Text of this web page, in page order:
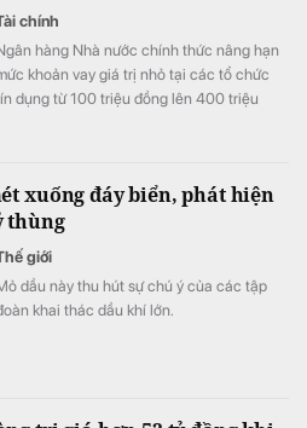
chính
hàng Nhà nước chính thức nâng hạn
khoản vay giá trị nhỏ tại các tổ chức
dụng từ 100 triệu đồng lên 400 triệu
ty tài chính.
xuống đáy biển, phát hiện
thùng
giới
dầu này thu hút sự chú ý của các tập
khai thác dầu khí lớn.